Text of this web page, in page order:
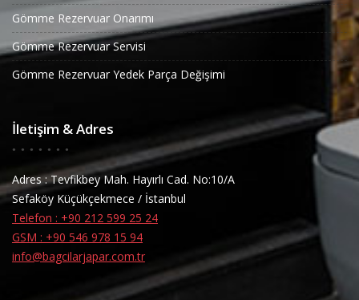
Gömme Rezervuar Onarımı
Gömme Rezervuar Servisi
Gömme Rezervuar Yedek Parça Değişimi
İletişim & Adres
Adres : Tevfikbey Mah. Hayırlı Cad. No:10/A
Sefaköy Küçükçekmece / İstanbul
Telefon : +90 212 599 25 24
GSM : +90 546 978 15 94
info@bagcilarjapar.com.tr